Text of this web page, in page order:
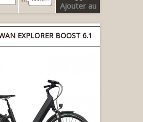
Ajouter au
panier
EXPLORER BOOST 6.1